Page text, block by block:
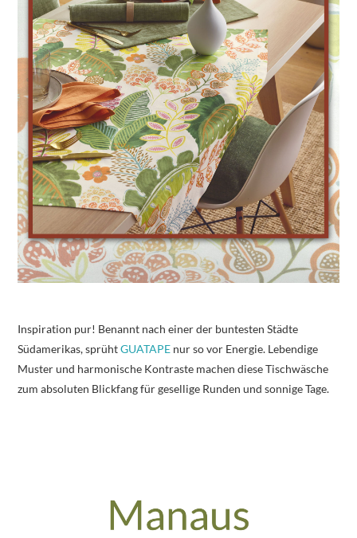
Inspiration pur! Benannt nach einer der buntesten Städte
Südamerikas, sprühtGUATAPE nur so vor Energie. Lebendige
Muster und harmonische Kontraste machen diese Tischwäsche
zum absoluten Blickfang für gesellige Runden und sonnige Tage.